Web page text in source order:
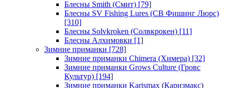
Блесны Smith (Смит) [79]
Блесны SV Fishing Lures (СВ Фишинг Люрс)
[310]
Блесны Solvkroken (Солвкрокен) [11]
Блесны Алхимовки [1]
Зимние приманки [728]
Зимние приманки Chimera (Химера) [32]
Зимние приманки Grows Culture (Гровс
Культур) [194]
Зимние приманки Karismax (Каризмакс)